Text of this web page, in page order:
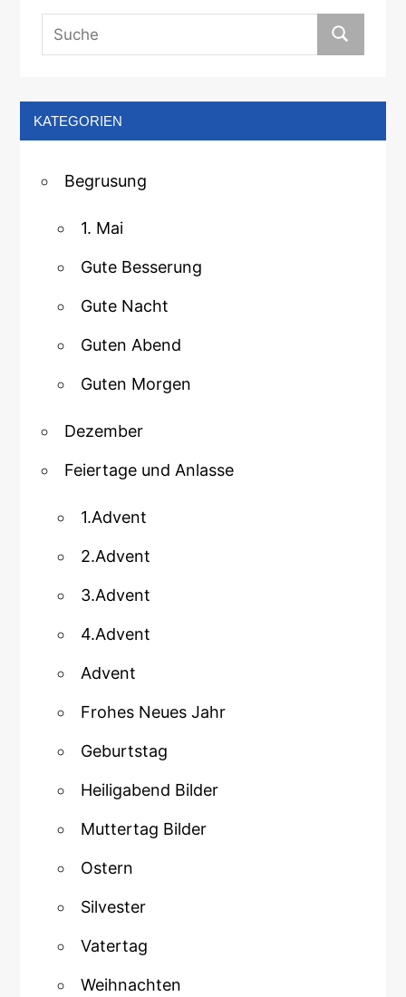
KATEGORIEN
Begrusung
1. Mai
Gute Besserung
Gute Nacht
Guten Abend
Guten Morgen
Dezember
Feiertage und Anlasse
1.Advent
2.Advent
3.Advent
4.Advent
Advent
Frohes Neues Jahr
Geburtstag
Heiligabend Bilder
Muttertag Bilder
Ostern
Silvester
Vatertag
Weihnachten